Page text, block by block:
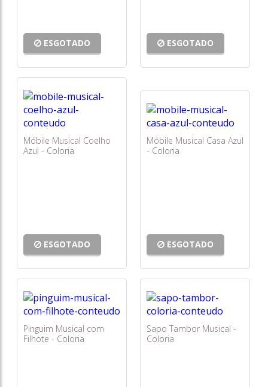
ESGOTADO ESGOTADO
Móbile Musical Coelho
Azul - Coloria
ESGOTADO
Móbile Musical Casa Azul
- Coloria
ESGOTADO
Pinguim Musical com
Filhote - Coloria
Sapo Tambor Musical -
Coloria